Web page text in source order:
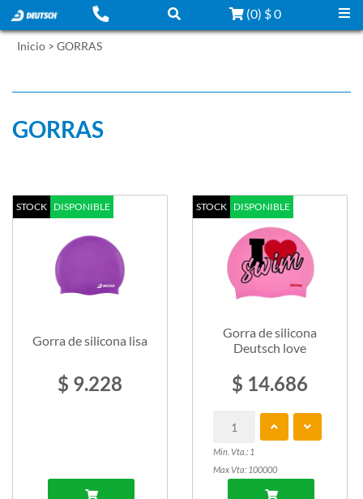
(0) $ 0
Inicio > GORRAS
GORRAS
STOCK DISPONIBLE
Gorra de silicona lisa
$ 9.228
STOCK DISPONIBLE
Gorra de silicona
Deutsch love
$ 14.686
Min. Vta.: 1
Max Vta: 100000